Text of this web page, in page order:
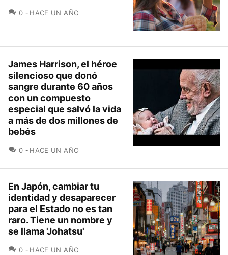
0 COMENTARIOS
HACE UN AÑO
James Harrison, el héroe
silencioso que donó
sangre durante 60 años
con un compuesto
especial que salvó la vida
a más de dos millones de
bebés
0 COMENTARIOS
HACE UN AÑO
En Japón, cambiar tu
identidad y desaparecer
para el Estado no es tan
raro. Tiene un nombre y
se llama 'Johatsu'
0 COMENTARIOS
HACE UN AÑO